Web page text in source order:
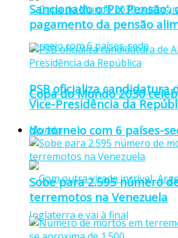
Copa do Mundo 2030
do torneio com 6 países-
Sancionado o ‘Pix
pagamento da pensão
PSB oficializa candidatura
Vice-Presidência da
Mundo
Sobe para 2.595 número
terremotos na Venezuela